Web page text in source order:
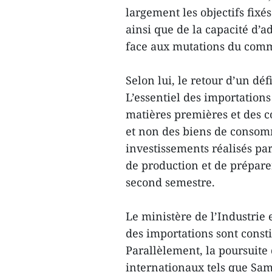
largement les objectifs
ainsi que de la capacité
face aux mutations du
Selon lui, le retour d’un
L’essentiel des
matières premières et des
et non des biens de
investissements réalisés
de production et de
second semestre.
Le ministère de l’Industrie
des importations sont
Parallèlement, la poursuite
internationaux tels que